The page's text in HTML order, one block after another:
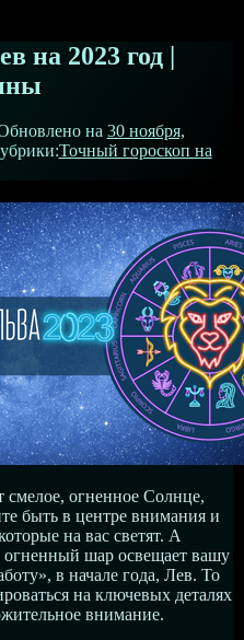
на 2023 год |
на 30 ноября,
Точный гороскоп на
смелое, огненное Солнце,
быть в центре внимания и
на вас светят. А
огненный шар освещает вашу
в начале года, Лев. То
на ключевых деталях
внимание.